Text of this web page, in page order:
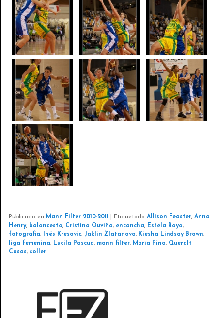
Publicado en Mann Filter 2010-2011 Etiquetado Allison Feaster,Anna
Henry, baloncesto, Cristina Ouviña, encancha, Estela Royo,
fotografia, Inés Kresovic, Jaklin Zlatanova, Kiesha Lindsay Brown,
liga femenina, Lucila Pascua, mann filter, María Pina, Queralt
Casas, soller